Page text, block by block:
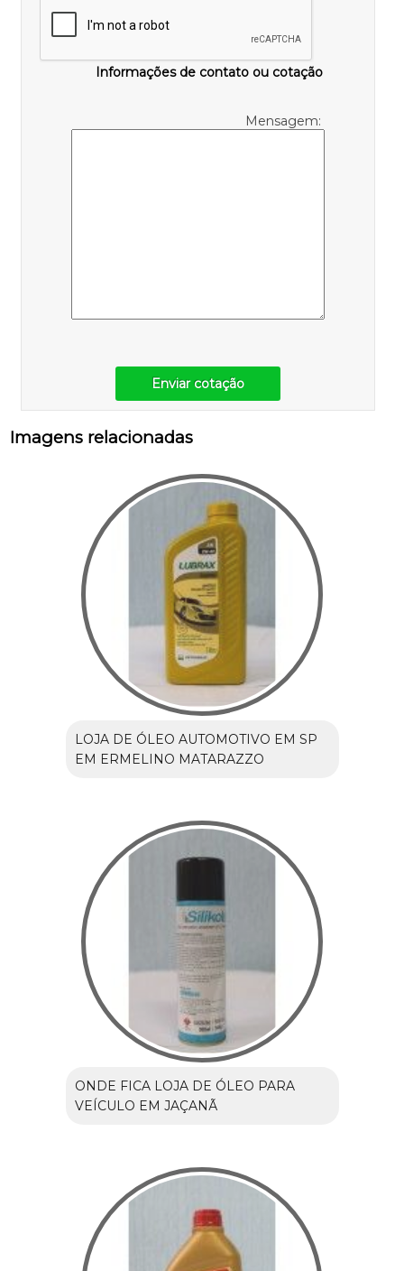
Informações de contato ou cotação
Mensagem:
Enviar cotação
Imagens relacionadas
LOJA DE ÓLEO AUTOMOTIVO EM SP
EM ERMELINO MATARAZZO
ONDE FICA LOJA DE ÓLEO PARA
VEÍCULO EM JAÇANÃ